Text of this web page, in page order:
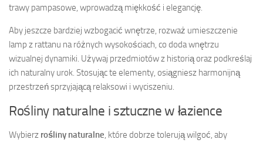
trawy pampasowe, wprowadzą miękkość i elegancję.
Aby jeszcze bardziej wzbogacić wnętrze, rozważ umieszczenie
lamp z rattanu na różnych wysokościach, co doda wnętrzu
wizualnej dynamiki. Używaj przedmiotów z historią oraz podkreślaj
ich naturalny urok. Stosując te elementy, osiągniesz harmonijną
przestrzeń sprzyjającą relaksowi i wyciszeniu.
Rośliny naturalne i sztuczne w łazience
Wybierz rośliny naturalne, które dobrze tolerują wilgoć, aby